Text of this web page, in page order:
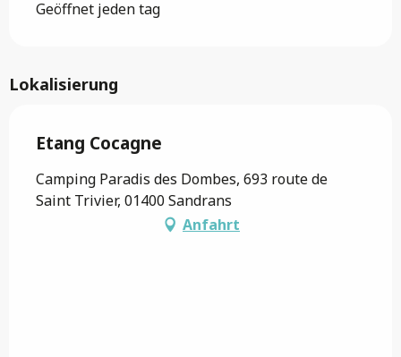
Geöffnet jeden tag
Lokalisierung
Etang Cocagne
Camping Paradis des Dombes, 693 route de
Saint Trivier, 01400 Sandrans
Anfahrt